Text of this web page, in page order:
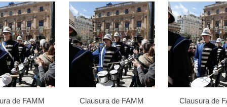
de FAMM Clausura de FAMM Clausura de